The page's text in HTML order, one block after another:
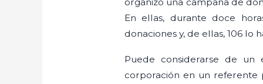
organizó una campaña de
En ellas, durante doce
donaciones y, de ellas, 106 lo
Puede considerarse de
corporación en un referente